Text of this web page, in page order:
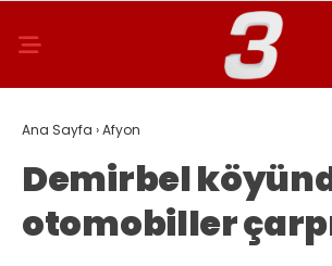
Ana Sayfa ›Afyon
Demirbel
otomobiller